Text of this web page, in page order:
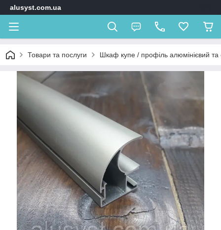
alusyst.com.ua
Товари та послуги Шкаф купе / профіль алюмінієвий та